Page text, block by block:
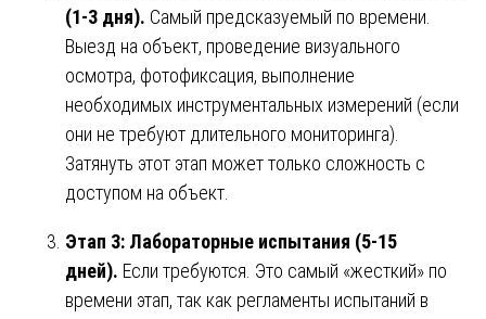
(1-3 дня). Самый предсказуемый по времени.
Выезд на объект, проведение визуального
осмотра, фотофиксация, выполнение
необходимых инструментальных измерений (если
они не требуют длительного мониторинга).
Затянуть этот этап может только сложность с
доступом на объект.
Этап 3: Лабораторные испытания (5-15
дней). Если требуются. Это самый «жесткий» по
времени этап, так как регламенты испытаний в